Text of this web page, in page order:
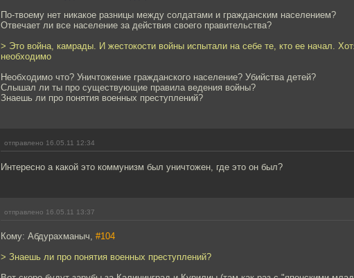
По-твоему нет никакое разницы между солдатами и гражданским населением?
Отвечает ли все население за действия своего правительства?
> Это война, камрады. И жестокости войны испытали на себе те, кто ее начал.
необходимо
Необходимо что? Уничтожение гражданского население? Убийства детей?
Слышал ли ты про существующие правила ведения войны?
Знаешь ли про понятия военных преступлений?
отправлено 16.05.11 12:34
Интересно а какой это коммунизм был уничтожен, где это он был?
отправлено 16.05.11 13:37
Кому: Абдурахманыч, #104
> Знаешь ли про понятия военных преступлений?